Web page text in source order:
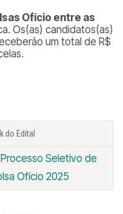
Ofício entre as
Os(as) candidatos(as)
um total de R$
do Edital
Processo Seletivo de
Ofício 2025